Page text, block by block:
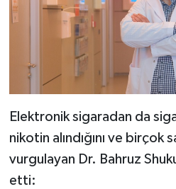
Elektronik sigaradan da
nikotin alındığını ve birçok
vurgulayan Dr. Bahruz
etti: